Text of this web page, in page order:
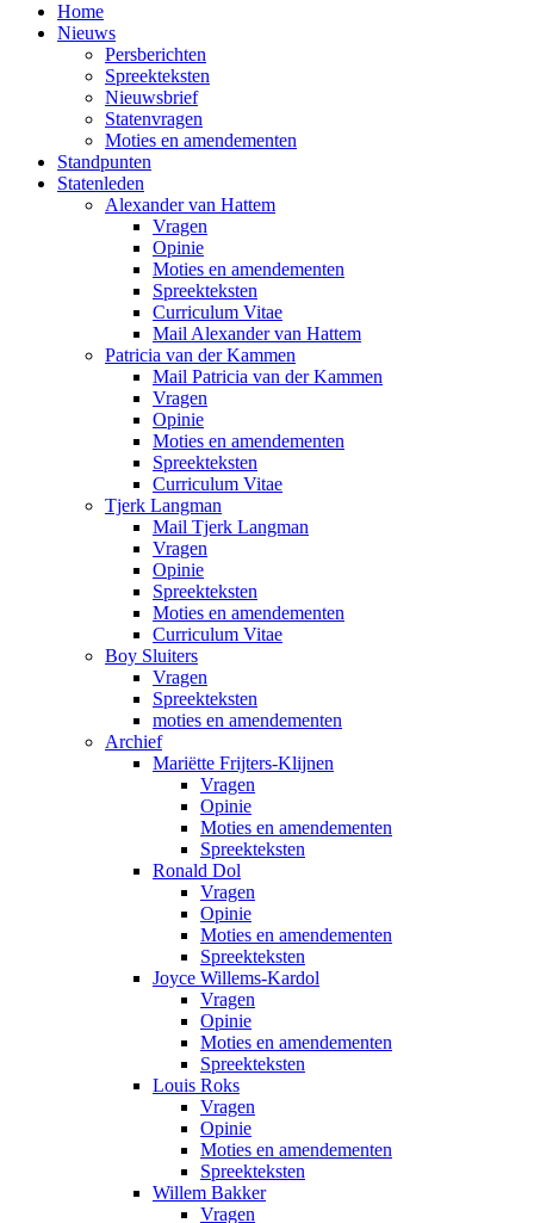
Home
Nieuws
Persberichten
Spreekteksten
Nieuwsbrief
Statenvragen
Moties en amendementen
Standpunten
Statenleden
Alexander van Hattem
Vragen
Opinie
Moties en amendementen
Spreekteksten
Curriculum Vitae
Mail Alexander van Hattem
Patricia van der Kammen
Mail Patricia van der Kammen
Vragen
Opinie
Moties en amendementen
Spreekteksten
Curriculum Vitae
Tjerk Langman
Mail Tjerk Langman
Vragen
Opinie
Spreekteksten
Moties en amendementen
Curriculum Vitae
Boy Sluiters
Vragen
Spreekteksten
moties en amendementen
Archief
Mariëtte Frijters-Klijnen
Vragen
Opinie
Moties en amendementen
Spreekteksten
Ronald Dol
Vragen
Opinie
Moties en amendementen
Spreekteksten
Joyce Willems-Kardol
Vragen
Opinie
Moties en amendementen
Spreekteksten
Louis Roks
Vragen
Opinie
Moties en amendementen
Spreekteksten
Willem Bakker
Vragen